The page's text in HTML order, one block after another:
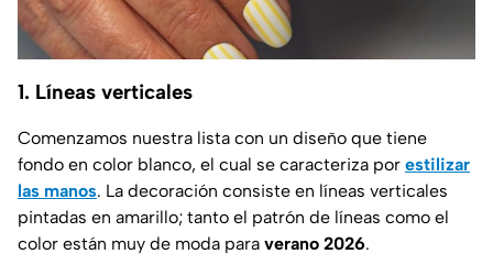
1. Líneas verticales
Comenzamos nuestra lista con un diseño que tiene
fondo en color blanco, el cual se caracteriza por estilizar
las manos. La decoración consiste en líneas verticales
pintadas en amarillo; tanto el patrón de líneas como el
color están muy de moda para verano 2026.